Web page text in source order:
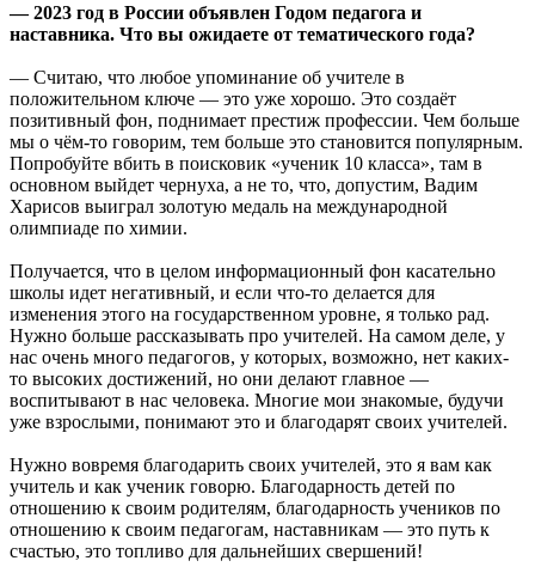
— 2023 год в России объявлен Годом педагога и
наставника. Что вы ожидаете от тематического года?
— Считаю, что любое упоминание об учителе в
положительном ключе — это уже хорошо. Это создаёт
позитивный фон, поднимает престиж профессии. Чем больше
мы о чём-то говорим, тем больше это становится популярным.
Попробуйте вбить в поисковик «ученик 10 класса», там в
основном выйдет чернуха, а не то, что, допустим, Вадим
Харисов выиграл золотую медаль на международной
олимпиаде по химии.
Получается, что в целом информационный фон касательно
школы идет негативный, и если что-то делается для
изменения этого на государственном уровне, я только рад.
Нужно больше рассказывать про учителей. На самом деле, у
нас очень много педагогов, у которых, возможно, нет каких-
то высоких достижений, но они делают главное —
воспитывают в нас человека. Многие мои знакомые, будучи
уже взрослыми, понимают это и благодарят своих учителей.
Нужно вовремя благодарить своих учителей, это я вам как
учитель и как ученик говорю. Благодарность детей по
отношению к своим родителям, благодарность учеников по
отношению к своим педагогам, наставникам — это путь к
счастью, это топливо для дальнейших свершений!